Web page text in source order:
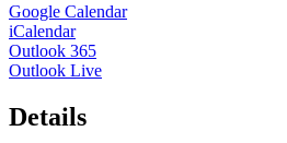
Google Calendar
iCalendar
Outlook 365
Outlook Live
Details